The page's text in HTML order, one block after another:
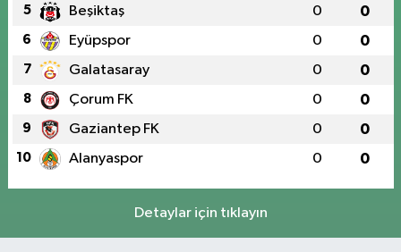
5 Beşiktaş 0 0
6 Eyüpspor 0 0
7 Galatasaray 0 0
8 Çorum FK 0 0
9 Gaziantep FK 0 0
10 Alanyaspor 0 0
Detaylar için tıklayın